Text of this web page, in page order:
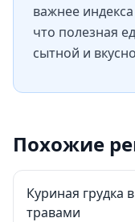
важнее
что полезная
сытной и
Похожие
Куриная грудка
травами